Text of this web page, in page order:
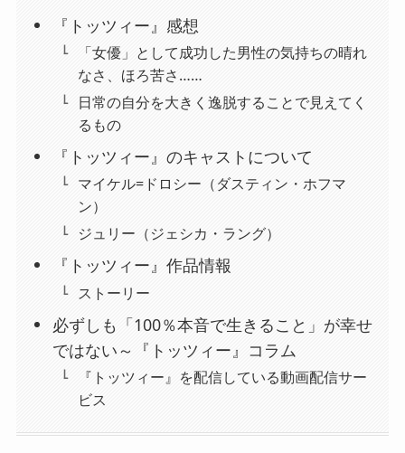
『トッツィー』感想
「女優」として成功した男性の気持ちの晴れ
なさ、ほろ苦さ……
日常の自分を大きく逸脱することで見えてく
るもの
『トッツィー』のキャストについて
マイケル=ドロシー（ダスティン・ホフマ
ン）
ジュリー（ジェシカ・ラング）
『トッツィー』作品情報
ストーリー
必ずしも「100％本音で生きること」が幸せ
ではない～『トッツィー』コラム
『トッツィー』を配信している動画配信サー
ビス